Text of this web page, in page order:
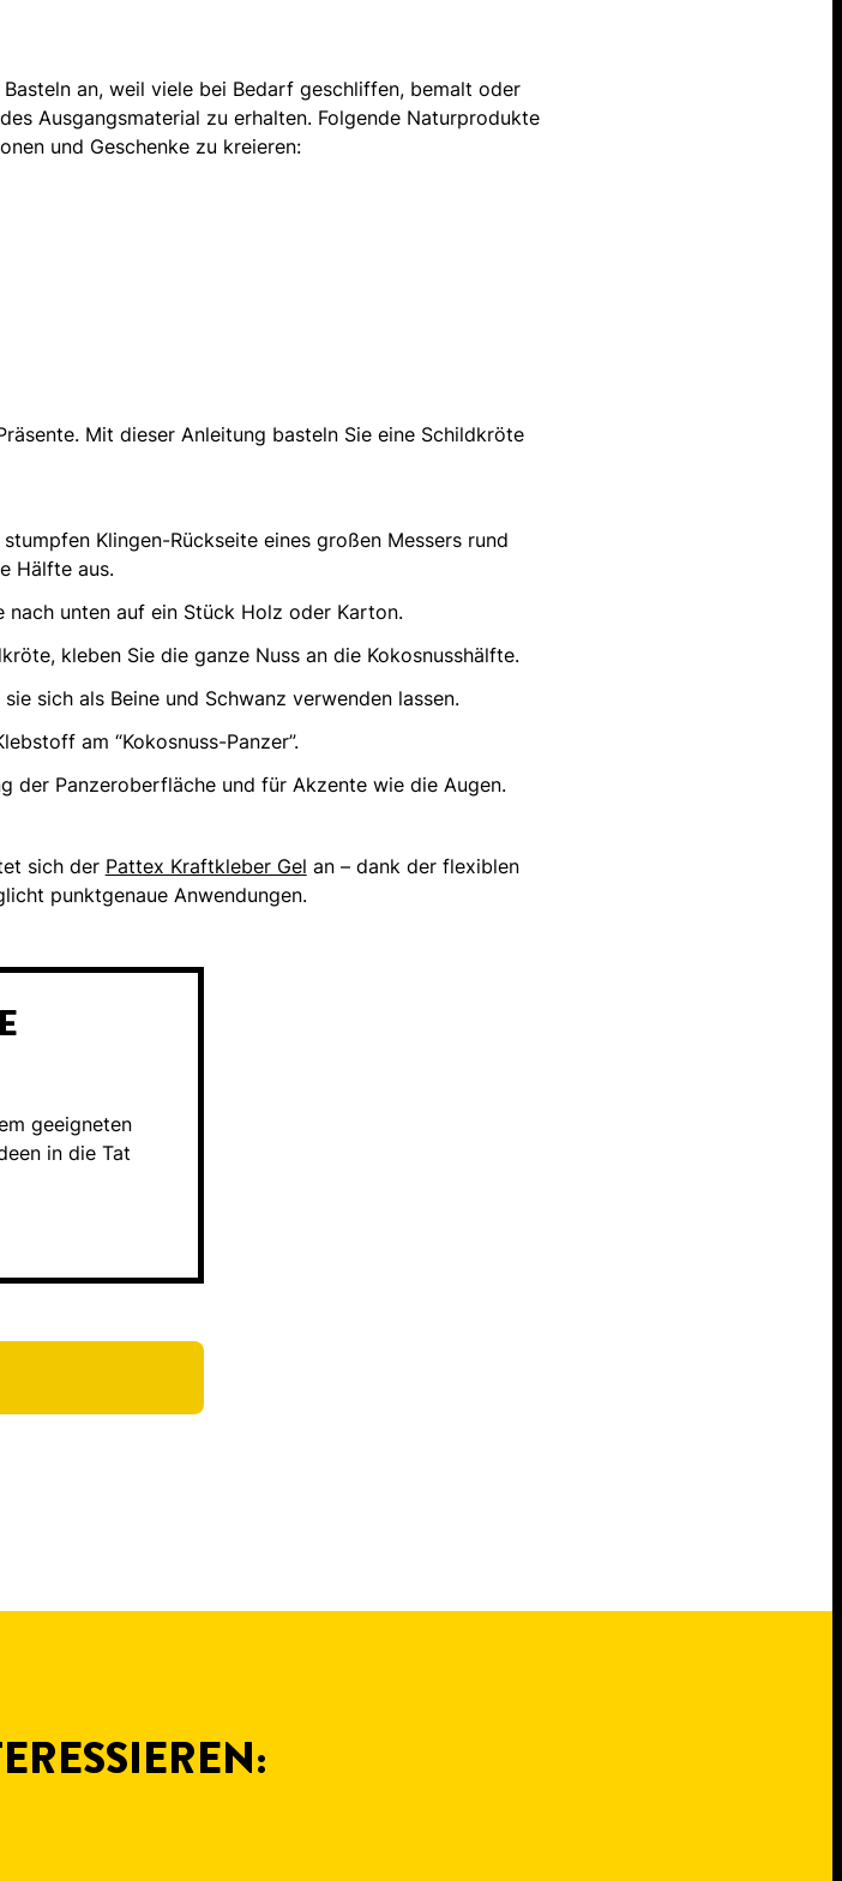
an, weil viele bei Bedarf geschliffen, bemalt oder
Ausgangsmaterial zu erhalten. Folgende Naturprodukte
und Geschenke zu kreieren:
Mit dieser Anleitung basteln Sie eine Schildkröte
Klingen-Rückseite eines großen Messers rund
Hälfte aus.
unten auf ein Stück Holz oder Karton.
kleben Sie die ganze Nuss an die Kokosnusshälfte.
sich als Beine und Schwanz verwenden lassen.
am “Kokosnuss-Panzer”.
der Panzeroberfläche und für Akzente wie die Augen.
sich der Pattex Kraftkleber Gel an – dank der flexiblen
punktgenaue Anwendungen.
geeigneten
in die Tat